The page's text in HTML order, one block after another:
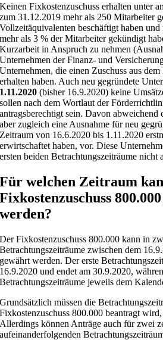
Keinen Fixkostenzuschuss erhalten unter
zum 31.12.2019 mehr als 250 Mitarbeiter
Vollzeitäquivalenten beschäftigt haben
mehr als 3 % der Mitarbeiter gekündigt
Kurzarbeit in Anspruch zu nehmen
Unternehmen der Finanz- und
Unternehmen, die einen Zuschuss aus
erhalten haben. Auch neu gegründete
1.11.2020 (bisher 16.9.2020) keine
sollen nach dem Wortlaut der
antragsberechtigt sein. Davon
aber zugleich eine Ausnahme für neu
Zeitraum von 16.6.2020 bis 1.11.2020
erwirtschaftet haben, vor. Diese
ersten beiden Betrachtungszeiträume nicht
Für welchen Zeitraum
Fixkostenzuschuss
werden?
Der Fixkostenzuschuss 800.000 kann in
Betrachtungszeiträume zwischen dem
gewährt werden. Der erste
16.9.2020 und endet am 30.9.2020,
Betrachtungszeiträume jeweils dem
Grundsätzlich müssen die
Fixkostenzuschuss 800.000 beantragt
Allerdings können Anträge auch für zwei
aufeinanderfolgenden